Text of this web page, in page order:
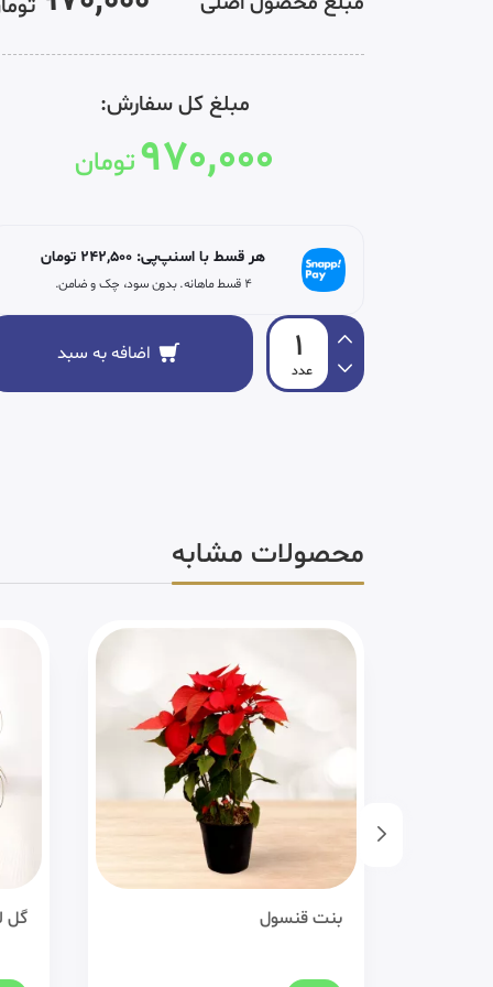
مبلغ کل سفارش:
970,000تومان
هر قسط با اسنپ‌پی:242,500 تومان
۴ قسط ماهانه. بدون سود، چک و ضامن.
اضافه به سبد
محصولات مشابه
بنت قنسول گل